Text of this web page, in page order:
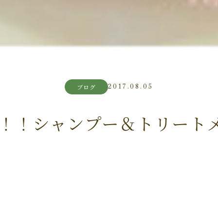
ブログ 2017.08.05
！シャンプー＆トリート